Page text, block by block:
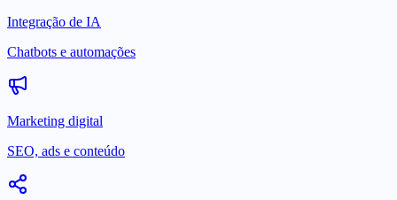
Integração de IA
Chatbots e automações
Marketing digital
SEO, ads e conteúdo